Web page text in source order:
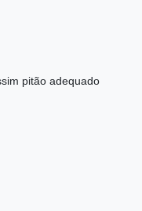
pitão adequado